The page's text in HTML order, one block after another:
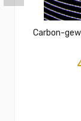
Carbon-